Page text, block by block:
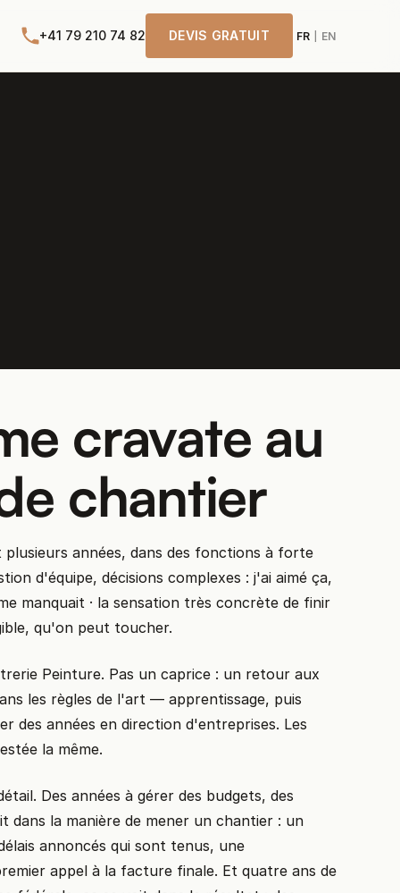
+41 79 210 74 82 DEVIS GRATUIT FR EN
cravate au
chantier
années, dans des fonctions à forte
d'équipe, décisions complexes : j'ai aimé ça,
manquait · la sensation très concrète de finir
qu'on peut toucher.
Peinture. Pas un caprice : un retour aux
les règles de l'art — apprentissage, puis
des années en direction d'entreprises. Les
la même.
Des années à gérer des budgets, des
dans la manière de mener un chantier : un
annoncés qui sont tenus, une
appel à la facture finale. Et quatre ans de